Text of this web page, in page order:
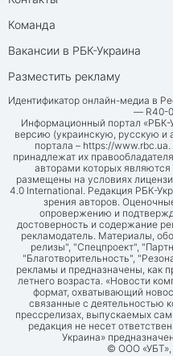
Команда
Вакансии в РБК-Украина
Разместить рекламу
Идентификатор онлайн-медиа в
— R40-
Информационный портал «РБК-
версию (украинскую, русскую и
портала – https://www.rbc.ua
принадлежат их
авторами которых
размещены на условиях
4.0 International. Редакция РБК-
зрения авторов.
опровержению и
достоверность и содержание
рекламодатель. Материалы,
релизы", "Спецпроект",
"Благотворительность",
рекламы и предназначены, как
летнего возраста. «Новости
формат, охватывающий
связанные с деятельностью
прессрелизах, выпускаемых
редакция не несет
Украина»
© ООО «УБТ»,